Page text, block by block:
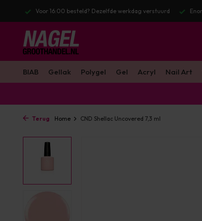
verstuurd Enorm assortiment & alle bekende merken
BIAB Gellak Polygel Gel Acryl Nail Art
Terug Home CND Shellac Uncovered 7,3 ml